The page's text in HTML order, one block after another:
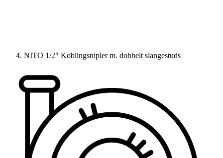
NITO 1/2" Koblingsnipler m. dobbelt slangestuds